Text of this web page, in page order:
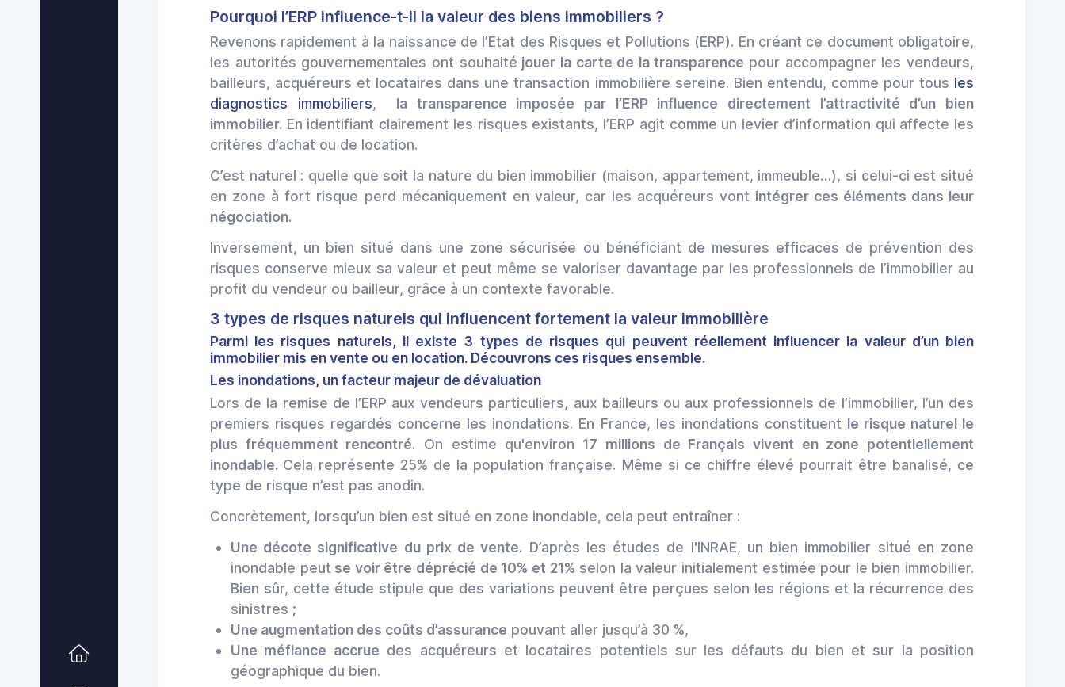
Pourquoi l’ERP influence-t-il la valeur des biens immobiliers ?
Revenons rapidement à la naissance de l’Etat des Risques et Pollutions (ERP). En créant ce document obligatoire,
les autorités gouvernementales ont souhaité jouer la carte de la transparence pour accompagner les vendeurs,
bailleurs, acquéreurs et locataires dans une transaction immobilière sereine. Bien entendu, comme pour tous les
diagnostics immobiliers, la transparence imposée par l’ERP influence directement l’attractivité d’un bien
immobilier. En identifiant clairement les risques existants, l’ERP agit comme un levier d’information qui affecte les
critères d’achat ou de location.
C’est naturel : quelle que soit la nature du bien immobilier (maison, appartement, immeuble…), si celui-ci est situé
en zone à fort risque perd mécaniquement en valeur, car les acquéreurs vont intégrer ces éléments dans leur
négociation.
Inversement, un bien situé dans une zone sécurisée ou bénéficiant de mesures efficaces de prévention des
risques conserve mieux sa valeur et peut même se valoriser davantage par les professionnels de l’immobilier au
profit du vendeur ou bailleur, grâce à un contexte favorable.
3 types de risques naturels qui influencent fortement la valeur immobilière
Parmi les risques naturels, il existe 3 types de risques qui peuvent réellement influencer la valeur d’un bien
immobilier mis en vente ou en location. Découvrons ces risques ensemble.
Les inondations, un facteur majeur de dévaluation
Lors de la remise de l’ERP aux vendeurs particuliers, aux bailleurs ou aux professionnels de l’immobilier, l’un des
premiers risques regardés concerne les inondations. En France, les inondations constituent le risque naturel le
plus fréquemment rencontré. On estime qu'environ 17 millions de Français vivent en zone potentiellement
inondable. Cela représente 25% de la population française. Même si ce chiffre élevé pourrait être banalisé, ce
type de risque n’est pas anodin.
Concrètement, lorsqu’un bien est situé en zone inondable, cela peut entraîner :
Une décote significative du prix de vente. D’après les études de l'INRAE, un bien immobilier situé en zone
inondable peut se voir être déprécié de 10% et 21% selon la valeur initialement estimée pour le bien immobilier.
Bien sûr, cette étude stipule que des variations peuvent être perçues selon les régions et la récurrence des
sinistres ;
Une augmentation des coûts d’assurance pouvant aller jusqu’à 30 %,
Une méfiance accrue des acquéreurs et locataires potentiels sur les défauts du bien et sur la position
géographique du bien.